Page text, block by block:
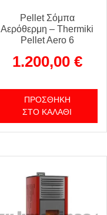
Pellet Σόμπα
Αερόθερμη – Thermiki
Pellet Aero 6
1.200,00 €
ΠΡΟΣΘΉΚΗ
ΣΤΟ ΚΑΛΆΘΙ